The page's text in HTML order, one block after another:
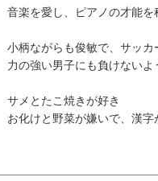
音楽を愛し、ピアノの才能
小柄ながらも俊敏で、サッカ
力の強い男子にも負けない
サメとたこ焼きが好き
お化けと野菜が嫌いで、漢字